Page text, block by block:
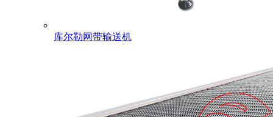
库尔勒网带输送机